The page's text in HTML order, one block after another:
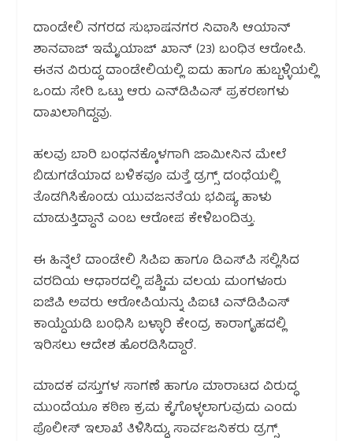
ದಾಂಡೇಲಿ ನಗರದ ಸುಭಾಷನಗರ ನಿವಾಸಿ ಆಯಾನ್
ಶಾನವಾಜ್ ಇಮೈಯಾಜ್ ಖಾನ್ (23) ಬಂಧಿತ ಆರೋಪಿ.
ಈತನ ವಿರುದ್ಧ ದಾಂಡೇಲಿಯಲ್ಲಿ ಐದು ಹಾಗೂ ಹುಬ್ಬಳ್ಳಿಯಲ್ಲಿ
ಒಂದು ಸೇರಿ ಒಟ್ಟು ಆರು ಎನ್‌ಡಿಪಿಎಸ್ ಪ್ರಕರಣಗಳು
ದಾಖಲಾಗಿದ್ದವು.
ಹಲವು ಬಾರಿ ಬಂಧನಕ್ಕೊಳಗಾಗಿ ಜಾಮೀನಿನ ಮೇಲೆ
ಬಿಡುಗಡೆಯಾದ ಬಳಿಕವೂ ಮತ್ತೆ ಡ್ರಗ್ಸ್ ದಂಧೆಯಲ್ಲಿ
ತೊಡಗಿಸಿಕೊಂಡು ಯುವಜನತೆಯ ಭವಿಷ್ಯ ಹಾಳು
ಮಾಡುತ್ತಿದ್ದಾನೆ ಎಂಬ ಆರೋಪ ಕೇಳಿಬಂದಿತ್ತು.
ಈ ಹಿನ್ನೆಲೆ ದಾಂಡೇಲಿ ಸಿಪಿಐ ಹಾಗೂ ಡಿಎಸ್‌ಪಿ ಸಲ್ಲಿಸಿದ
ವರದಿಯ ಆಧಾರದಲ್ಲಿ ಪಶ್ಚಿಮ ವಲಯ ಮಂಗಳೂರು
ಐಜಿಪಿ ಅವರು ಆರೋಪಿಯನ್ನು ಪಿಐಟಿ ಎನ್‌ಡಿಪಿಎಸ್
ಕಾಯ್ದೆಯಡಿ ಬಂಧಿಸಿ ಬಳ್ಳಾರಿ ಕೇಂದ್ರ ಕಾರಾಗೃಹದಲ್ಲಿ
ಇರಿಸಲು ಆದೇಶ ಹೊರಡಿಸಿದ್ದಾರೆ.
ಮಾದಕ ವಸ್ತುಗಳ ಸಾಗಣೆ ಹಾಗೂ ಮಾರಾಟದ ವಿರುದ್ಧ
ಮುಂದೆಯೂ ಕಠಿಣ ಕ್ರಮ ಕೈಗೊಳ್ಳಲಾಗುವುದು ಎಂದು
ಪೊಲೀಸ್ ಇಲಾಖೆ ತಿಳಿಸಿದ್ದು, ಸಾರ್ವಜನಿಕರು ಡ್ರಗ್ಸ್